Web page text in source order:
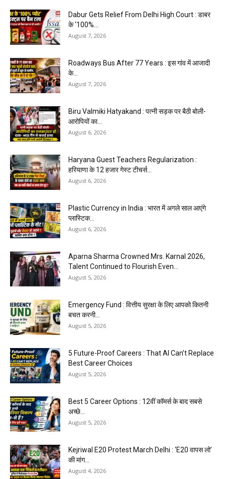
Dabur Gets Relief From Delhi High Court : डाबर
के ‘100%...
August 7, 2026
Roadways Bus After 77 Years : इस गांव में आजादी
के...
August 7, 2026
Biru Valmiki Hatyakand : पत्नी सड़क पर बैठी बोली-
आरोपियों का...
August 6, 2026
Haryana Guest Teachers Regularization :
हरियाणा के 12 हजार गेस्ट टीचर्स...
August 6, 2026
Plastic Currency in India : भारत में अगले साल आएंगे
प्लास्टिक...
August 6, 2026
Aparna Sharma Crowned Mrs. Karnal 2026,
Talent Continued to Flourish Even...
August 5, 2026
Emergency Fund : वित्तीय सुरक्षा के लिए आपको कितनी
बचत करनी...
August 5, 2026
5 Future-Proof Careers : That AI Can’t Replace
Best Career Choices
August 5, 2026
Best 5 Career Options : 12वीं कॉमर्स के बाद सबसे
अच्छे...
August 5, 2026
Kejriwal E20 Protest March Delhi : ‘E20 वापस लो’
की मांग...
August 4, 2026